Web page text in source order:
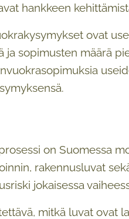
hankkeen
ovat
ja sopimusten määrä
on Suomessa
rakennusluvat
jokaisessa
mitkä luvat ovat